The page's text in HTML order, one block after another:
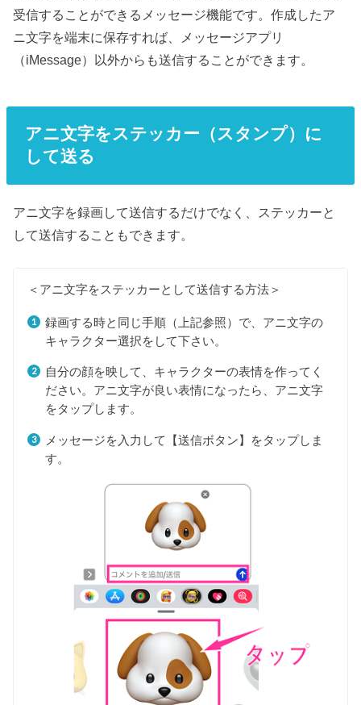
受信することができるメッセージ機能です。作成したア
ニ文字を端末に保存すれば、メッセージアプリ
（iMessage）以外からも送信することができます。
アニ文字をステッカー（スタンプ）に
して送る
アニ文字を録画して送信するだけでなく、ステッカーと
して送信することもできます。
＜アニ文字をステッカーとして送信する方法＞
録画する時と同じ手順（上記参照）で、アニ文字の
キャラクター選択をして下さい。
自分の顔を映して、キャラクターの表情を作ってく
ださい。アニ文字が良い表情になったら、アニ文字
をタップします。
メッセージを入力して【送信ボタン】をタップしま
す。